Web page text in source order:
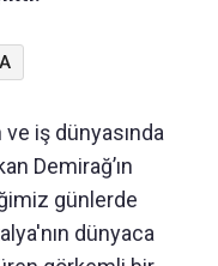
iş dünyasında
Demirağ’ın
günlerde
dünyaca